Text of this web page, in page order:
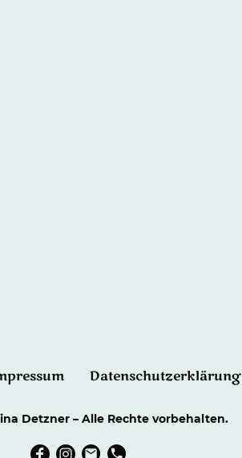
Datenschutzerklärung
Detzner – Alle Rechte vorbehalten.